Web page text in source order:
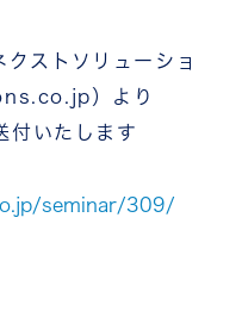
ストソリューショ
）より
付いたします
seminar/309/